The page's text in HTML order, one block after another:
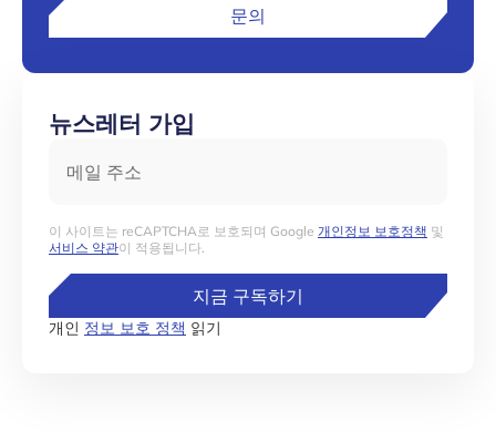
문의
뉴스레터 가입
이 사이트는 reCAPTCHA로 보호되며 Google 개인정보 보호정책 및
서비스 약관이 적용됩니다.
지금 구독하기
개인 정보 보호 정책 읽기